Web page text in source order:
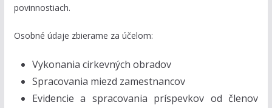
povinnostiach.
Osobné údaje zbierame za účelom:
Vykonania cirkevných obradov
Spracovania miezd zamestnancov
Evidencie a spracovania príspevkov od členov